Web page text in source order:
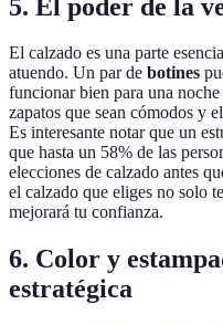
5. El poder de la
El calzado es una parte
atuendo. Un par de botines
funcionar bien para una
zapatos que sean cómodos y
Es interesante notar que un
que hasta un 58% de las
elecciones de calzado antes
el calzado que eliges no solo
mejorará tu confianza.
6. Color y
estratégica